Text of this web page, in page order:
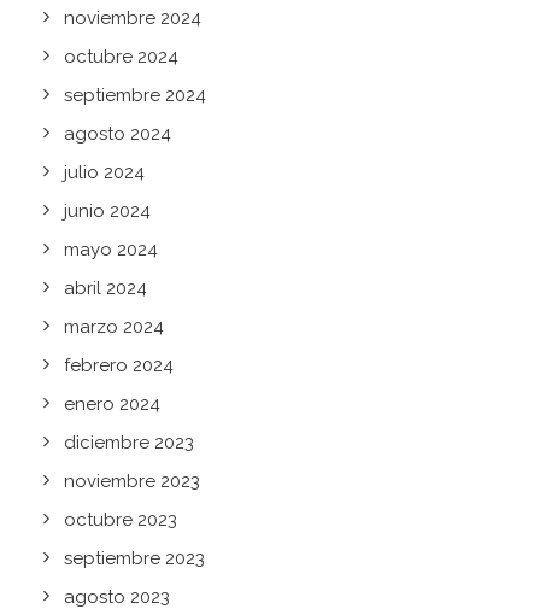
noviembre 2024
octubre 2024
septiembre 2024
agosto 2024
julio 2024
junio 2024
mayo 2024
abril 2024
marzo 2024
febrero 2024
enero 2024
diciembre 2023
noviembre 2023
octubre 2023
septiembre 2023
agosto 2023